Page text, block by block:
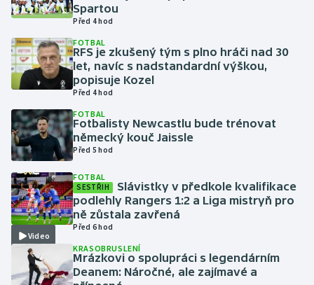
Gymnastika
Házená
Jezdectví
Krasobruslení
Lezení
Lyže a snowboard
Moderní pětiboj
Motorsport
Spartou
Před 4 hod
FOTBAL
RFS je zkušený tým s plno hráči nad 30
let, navíc s nadstandardní výškou,
popisuje Kozel
Před 4 hod
FOTBAL
Fotbalisty Newcastlu bude trénovat
německý kouč Jaissle
Před 5 hod
Video
FOTBAL
SESTŘIH
Slávistky v předkole kvalifikace
podlehly Rangers 1:2 a Liga mistryň pro
ně zůstala zavřená
Před 6 hod
KRASOBRUSLENÍ
Mrázkovi o spolupráci s legendárním
Deanem: Náročné, ale zajímavé a